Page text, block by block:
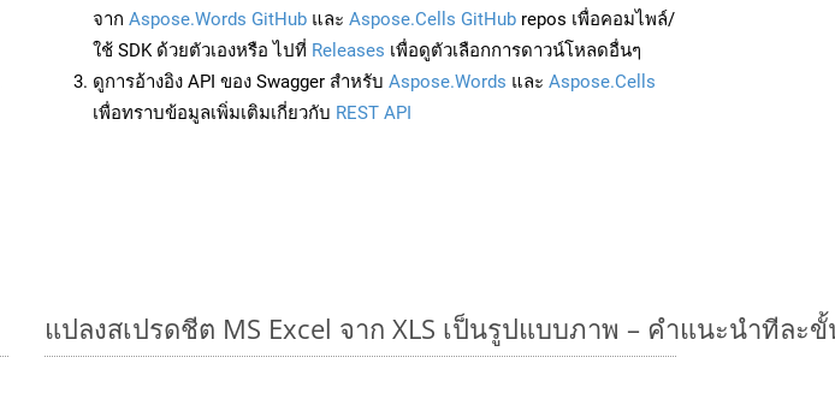
จาก Aspose.Words GitHub และ Aspose.Cells GitHub repos เพื่อคอมไพล์/
ใช้ SDK ด้วยตัวเองหรือ ไปที่ Releases เพื่อดูตัวเลือกการดาวน์โหลดอื่นๆ
ดูการอ้างอิง API ของ Swagger สำหรับ Aspose.Words และ Aspose.Cells
เพื่อทราบข้อมูลเพิ่มเติมเกี่ยวกับ REST API
แปลงสเปรดชีต MS Excel จาก XLS เป็นรูปแบบภาพ – คำแนะนำทีละ